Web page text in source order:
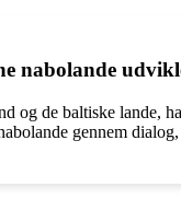
nabolande
og de baltiske lande,
gennem